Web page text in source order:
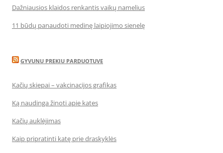
Dažniausios klaidos renkantis vaikų namelius
11 būdų panaudoti medinę laipiojimo sienelę
GYVUNU PREKIU PARDUOTUVE
Kačių skiepai – vakcinacijos grafikas
Ką naudinga žinoti apie kates
Kačių auklėjimas
Kaip pripratinti katę prie draskyklės